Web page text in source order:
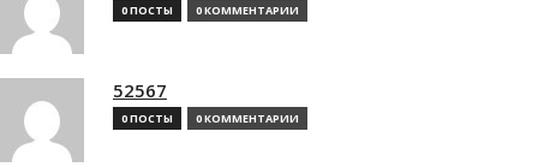
0 ПОСТЫ 0 КОММЕНТАРИИ
52567
0 ПОСТЫ 0 КОММЕНТАРИИ